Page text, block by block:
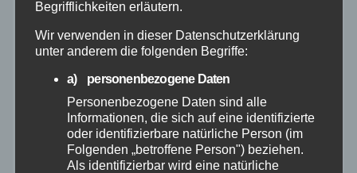
Juni 2026
Mai 2026
April 2026
März 2026
Begrifflichkeiten erläutern.
Wir verwenden in dieser Datenschutzerklärung
unter anderem die folgenden Begriffe:
a) personenbezogene Daten
Personenbezogene Daten sind alle
Informationen, die sich auf eine identifizierte
oder identifizierbare natürliche Person (im
Folgenden „betroffene Person") beziehen.
Als identifizierbar wird eine natürliche